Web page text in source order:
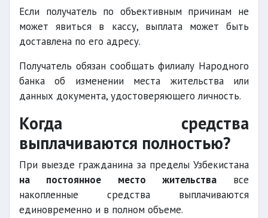
Если получатель по объективным причинам не
может явиться в кассу, выплата может быть
доставлена по его адресу.
Получатель обязан сообщать филиалу Народного
банка об изменении места жительства или
данных документа, удостоверяющего личность.
Когда средства
выплачиваются полностью?
При выезде гражданина за пределы Узбекистана
на постоянное место жительствавсе
накопленные средства выплачиваются
единовременно и в полном объеме.